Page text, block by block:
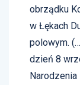
obrządku
w Łękach
polowym.
dzień 8